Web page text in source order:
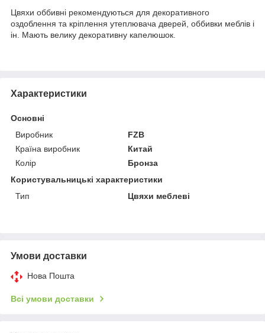
Цвяхи оббивні рекомендуються для декоративного
оздоблення та кріплення утеплювача дверей, оббивки меблів і
ін. Мають велику декоративну капелюшок.
Характеристики
Основні
Виробник
FZB
Країна виробник
Китай
Колір
Бронза
Користувальницькі характеристики
Тип
Цвяхи меблеві
Умови доставки
Нова Пошта
Всі умови доставки